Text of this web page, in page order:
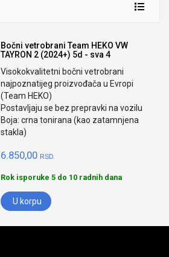
Bočni vetrobrani Team HEKO VW
TAYRON 2 (2024+) 5d - sva 4
Visokokvalitetni bočni vetrobrani
najpoznatijeg proizvođača u Evropi
(Team HEKO)
Postavljaju se bez prepravki na vozilu
Boja: crna tonirana (kao zatamnjena
stakla)
6.850,00 RSD.
Rok isporuke 5 do 10 radnih dana
U korpu